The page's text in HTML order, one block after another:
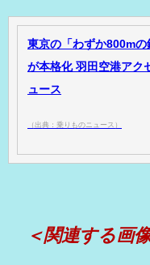
東京の「わずか800m
が本格化 羽田空港アク
ュース
（出典：乗りものニュース）
＜関連する画